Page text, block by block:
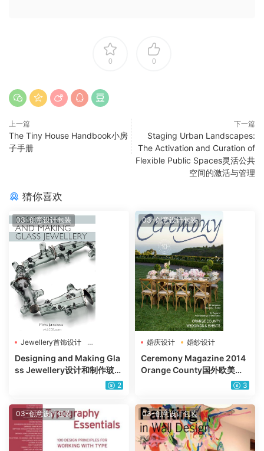
0 0
上一篇
The Tiny House Handbook小房
子手册
下一篇
Staging Urban Landscapes:
The Activation and Curation of
Flexible Public Spaces灵活公共
空间的激活与管理
猜你喜欢
03-创意设计包装
Jewellery首饰设计
玻璃首饰
Designing and Making Gla
ss Jewellery设计和制作玻璃
2
03-创意设计包装
婚庆设计 婚纱设计
Ceremony Magazine 2014
Orange County国外欧美结
婚婚礼婚庆婚纱场所布置灵感
3
03-创意设计包装 03-创意设计包装